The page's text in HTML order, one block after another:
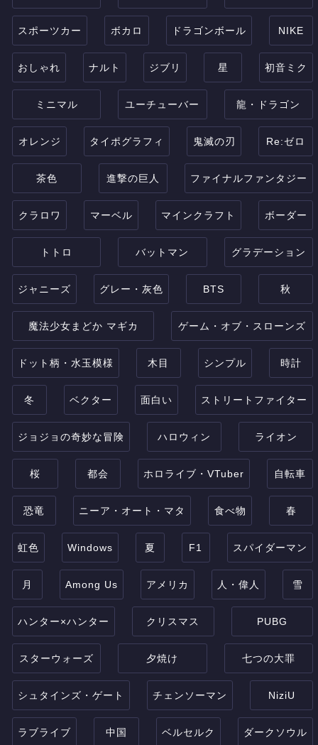
スポーツカー ボカロ ドラゴンボール NIKE
おしゃれ ナルト ジブリ 星 初音ミク
ミニマル ユーチューバー 龍・ドラゴン
オレンジ タイポグラフィ 鬼滅の刃 Re:ゼロ
茶色 進撃の巨人 ファイナルファンタジー
クラロワ マーベル マインクラフト ボーダー
トトロ バットマン グラデーション
ジャニーズ グレー・灰色 BTS 秋
魔法少女まどか マギカ ゲーム・オブ・スローンズ
ドット柄・水玉模様 木目 シンプル 時計
冬 ベクター 面白い ストリートファイター
ジョジョの奇妙な冒険 ハロウィン ライオン
桜 都会 ホロライブ・VTuber 自転車
恐竜 ニーア・オート・マタ 食べ物 春
虹色 Windows 夏 F1 スパイダーマン
月 Among Us アメリカ 人・偉人 雪
ハンター×ハンター クリスマス PUBG
スターウォーズ 夕焼け 七つの大罪
シュタインズ・ゲート チェンソーマン NiziU
ラブライブ 中国 ベルセルク ダークソウル